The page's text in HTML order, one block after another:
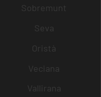
Sobremunt
Seva
Oristà
Veciana
Vallirana